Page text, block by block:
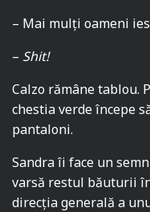
– Mai mulți oameni
– Shit!
Calzo rămâne tablou.
chestia verde începe
pantaloni.
Sandra îi face un
varsă restul băuturii
direcția generală a